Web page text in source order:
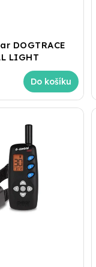
DOGTRACE
LIGHT
Do košíku